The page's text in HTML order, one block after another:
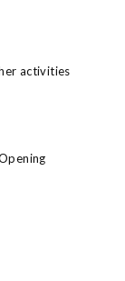
activities